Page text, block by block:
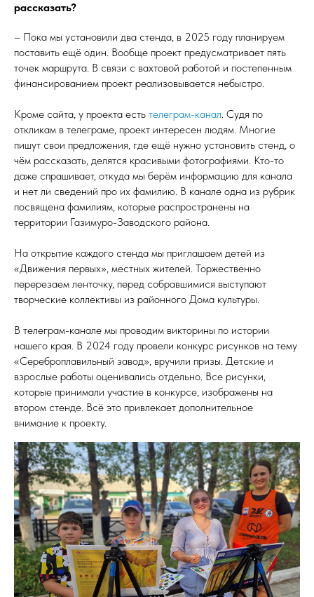
рассказать?
– Пока мы установили два стенда, в 2025 году планируем
поставить ещё один. Вообще проект предусматривает пять
точек маршрута. В связи с вахтовой работой и постепенным
финансированием проект реализовывается небыстро.
Кроме сайта, у проекта есть телеграм-канал. Судя по
откликам в телеграме, проект интересен людям. Многие
пишут свои предложения, где ещё нужно установить стенд, о
чём рассказать, делятся красивыми фотографиями. Кто-то
даже спрашивает, откуда мы берём информацию для канала
и нет ли сведений про их фамилию. В канале одна из рубрик
посвящена фамилиям, которые распространены на
территории Газимуро-Заводского района.
На открытие каждого стенда мы приглашаем детей из
«Движения первых», местных жителей. Торжественно
перерезаем ленточку, перед собравшимися выступают
творческие коллективы из районного Дома культуры.
В телеграм-канале мы проводим викторины по истории
нашего края. В 2024 году провели конкурс рисунков на тему
«Сереброплавильный завод», вручили призы. Детские и
взрослые работы оценивались отдельно. Все рисунки,
которые принимали участие в конкурсе, изображены на
втором стенде. Всё это привлекает дополнительное
внимание к проекту.